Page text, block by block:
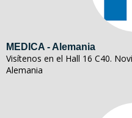
MEDICA - Alemania
Visítenos en el Hall 16 C40.
Alemania